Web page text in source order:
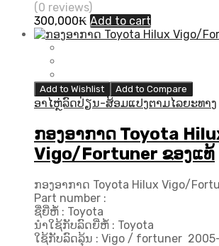
(0 reviews)
300,000₭ Add to cart
Add to Wishlist Add to Compare
ອາໄຫຼ່ລົດປ່ຽນ-ສ້ອມແປງຕາມໄລຍະທາງ
ກອງອາກາດ Toyota
Vigo/Fortuner ຂອງແທ້
ກອງອາກາດ Toyota Hilux Vigo/
Part number :
ຊື່ຍີ່ຫໍ້ : Toyota
ນຳໃຊ້ກັບລົດຍີ່ຫໍ້ : Toyota
ໃຊ້ກັບລົດລຸ້ນ : Vigo / fortuner